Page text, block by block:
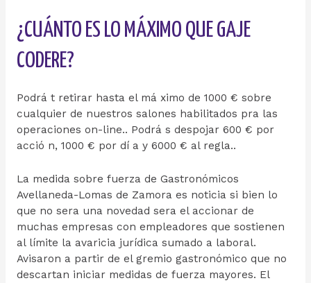
¿CUÁNTO ES LO MÁXIMO QUE GAJE
CODERE?
Podrá t retirar hasta el má ximo de 1000​ € sobre
cualquier de nuestros salones habilitados pra las
operaciones on-line.. Podrá s despojar 600 € por
acció n, 1000​ € por dí a y 6000 € al regla..
La medida sobre fuerza de Gastronómicos
Avellaneda-Lomas de Zamora es noticia si bien lo
que no sera una novedad sera el accionar de
muchas empresas con empleadores que sostienen
al límite la avaricia jurídica sumado a laboral.
Avisaron a partir de el gremio gastronómico que no
descartan iniciar medidas de fuerza mayores. El